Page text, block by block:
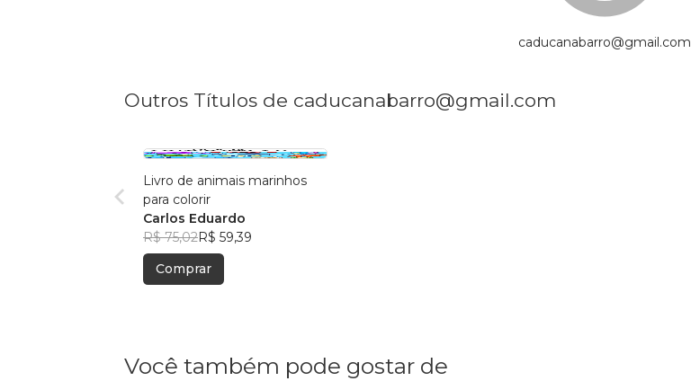
caducanabarro@gmail.com
Outros Títulos de caducanabarro@gmail.com
Livro de animais marinhos
para colorir
Carlos Eduardo
R$ 75,02R$ 59,39
Comprar
Você também pode gostar de